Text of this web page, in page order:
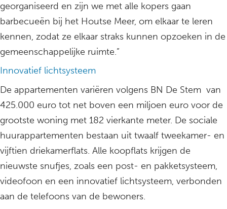
georganiseerd en zijn we met alle kopers gaan
barbecueën bij het Houtse Meer, om elkaar te leren
kennen, zodat ze elkaar straks kunnen opzoeken in de
gemeenschappelijke ruimte.”
Innovatief lichtsysteem
De appartementen variëren volgens BN De Stem van
425.000 euro tot net boven een miljoen euro voor de
grootste woning met 182 vierkante meter. De sociale
huurappartementen bestaan uit twaalf tweekamer- en
vijftien driekamerflats. Alle koopflats krijgen de
nieuwste snufjes, zoals een post- en pakketsysteem,
videofoon en een innovatief lichtsysteem, verbonden
aan de telefoons van de bewoners.